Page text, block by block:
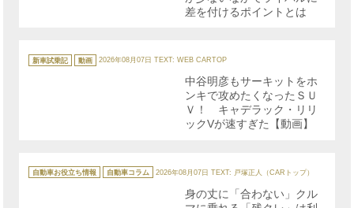
差を付けるポイントとは
テ
ゴ
新車試乗記 動画 2026年08月07日 TEXT: WEB CARTOP
中谷明彦もサーキットをホ
ンキで攻めたくなったＳＵ
Ｖ！ キャデラック・リリ
ックVが速すぎた【動画】
テ
ゴ
自動車お役立ち情報 自動車コラム 2026年08月07日 TEXT: 戸塚正人（CARトップ）
身の丈に「合わない」クル